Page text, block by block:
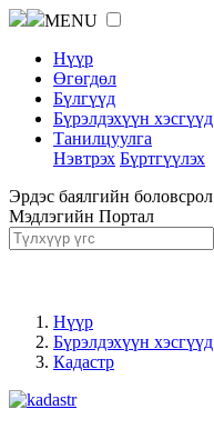
MENU
Нүүр
Өгөгдөл
Бүлгүүд
Бүрэлдэхүүн хэсгүүд
Танилцуулга
Нэвтрэх Бүртгүүлэх
Эрдэс баялгийн боловсрол
Мэдлэгийн Портал
Нүүр
Бүрэлдэхүүн хэсгүүд
Кадастр